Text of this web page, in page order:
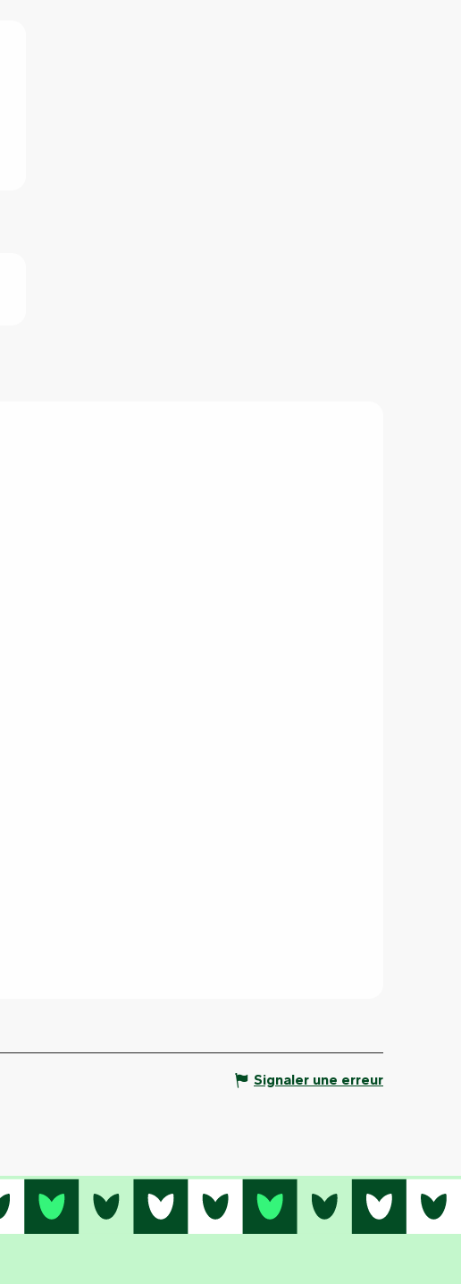
Signaler une erreur